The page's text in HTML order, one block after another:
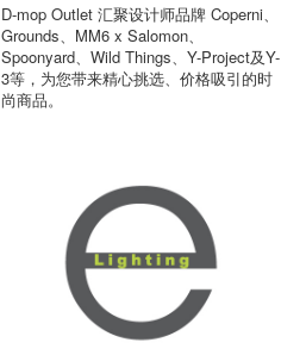
D-mop Outlet 汇聚设计师品牌 Coperni、
Grounds、MM6 x Salomon、
Spoonyard、Wild Things、Y-Project及Y-
3等，为您带来精心挑选、价格吸引的时
尚商品。